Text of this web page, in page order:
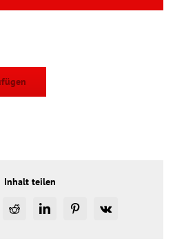
Inhalt teilen
RedditLinkedInPinterest
Vk